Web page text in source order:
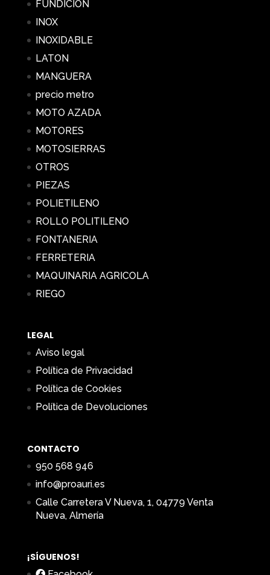
FUNDICION
INOX
INOXIDABLE
LATON
MANGUERA
precio metro
MOTO AZADA
MOTORES
MOTOSIERRAS
OTROS
PIEZAS
POLIETILENO
ROLLO POLITILENO
FONTANERIA
FERRETERIA
MAQUINARIA AGRICOLA
RIEGO
LEGAL
Aviso legal
Política de Privacidad
Política de Cookies
Política de Devoluciones
CONTACTO
950 568 946
info@proauri.es
Calle Carretera V Nueva, 1, 04779 Venta
Nueva, Almería
¡SÍGUENOS!